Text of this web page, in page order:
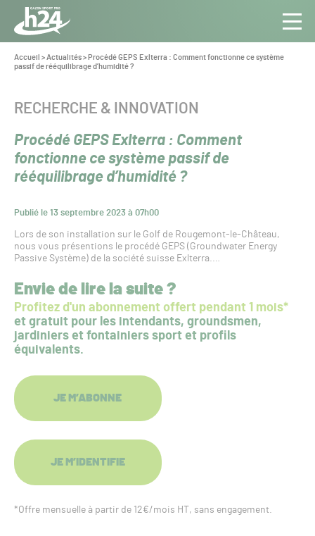
Panneau de gestion des cookies
Aller au contenu
Toute
l’info
du Gazon
Vous
êtes
Accueil >Actualités> Procédé GEPS Exlterra : Comment fonctionne ce système
passif de rééquilibrage d’humidité ?
Procédé GEPS Exlterra : Comment
fonctionne ce système passif de
rééquilibrage d’humidité ?
Publié le 13 septembre 2023 à 07h00
CATÉGORIE :
RECHERCHE & INNOVATION
Lors de son installation sur le Golf de Rougemont-le-Château,
nous vous présentions le procédé GEPS (Groundwater Energy
Passive Système) de la société suisse Exlterra.…
Envie de lire la suite ?
Profitez d'un abonnement offert pendant 1 mois*
et gratuit pour les intendants, groundsmen,
jardiniers et fontainiers sport et profils
équivalents.
JE M’ABONNE
JE M’IDENTIFIE
*Offre mensuelle à partir de 12€/mois HT, sans engagement.